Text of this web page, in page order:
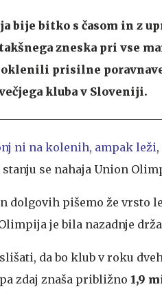
bije bitko s časom in z
zneska pri vse
prisilne
kluba v Sloveniji.
ni na kolenih, ampak leži
se nahaja Union
dolgovih pišemo že vrsto
je bila nazadnje
slišati, da bo klub v roku
zdaj znaša približno 1,9